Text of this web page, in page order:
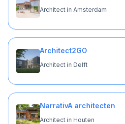
Architect in Amsterdam
Architect2GO
Architect in Delft
NarrativA architecten
Architect in Houten